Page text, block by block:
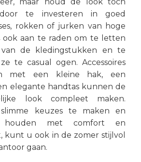
door te investeren in goed
rokken of jurken van hoge
ook aan te raden om te letten
de kledingstukken en te
te casual ogen. Accessoires
met een kleine hak, een
elegante handtas kunnen de
look compleet maken.
keuzes te maken en
met comfort en
kunt u ook in de zomer stijlvol
gaan.